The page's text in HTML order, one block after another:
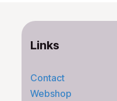
Links
Contact
Webshop